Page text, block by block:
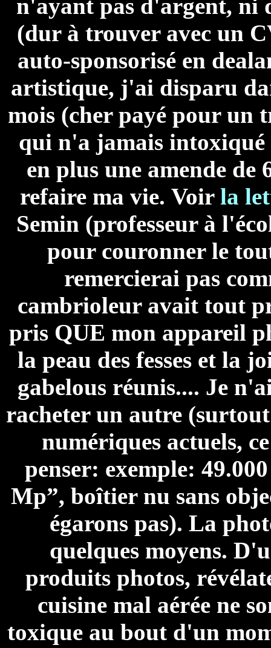
n'ayant pas d'argent, ni
(dur à trouver avec un
auto-sponsorisé en
artistique, j'ai disparu
mois (cher payé pour un
qui n'a jamais intoxiqué
en plus une amende
refaire ma vie. Voir la
Semin (professeur à
pour couronner le
remercierai pas
cambrioleur avait tout
pris QUE mon appareil
la peau des fesses et la
gabelous réunis.... Je
racheter un autre
numériques actuels,
penser: exemple:
Mp”, boîtier nu sans
égarons pas). La
quelques moyens.
produits photos,
cuisine mal aérée ne
toxique au bout d'un